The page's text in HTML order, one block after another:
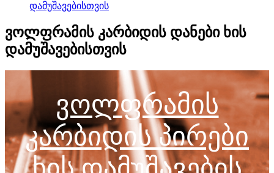
დამუშავებისთვის
ვოლფრამის კარბიდის დანები ხის
დამუშავებისთვის
ვოლფრამის
კარბიდის პირები